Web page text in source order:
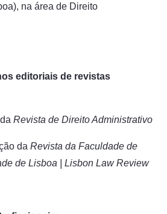
na área de Direito
editoriais de revistas
Revista de Direito Administrativo
da Revista da Faculdade de
de Lisboa | Lisbon Law Review